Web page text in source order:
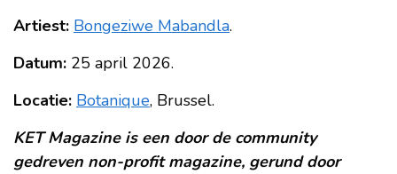
Artiest: Bongeziwe Mabandla.
Datum: 25 april 2026.
Locatie: Botanique, Brussel.
KET Magazine is een door de community
gedreven non-profit magazine, gerund door